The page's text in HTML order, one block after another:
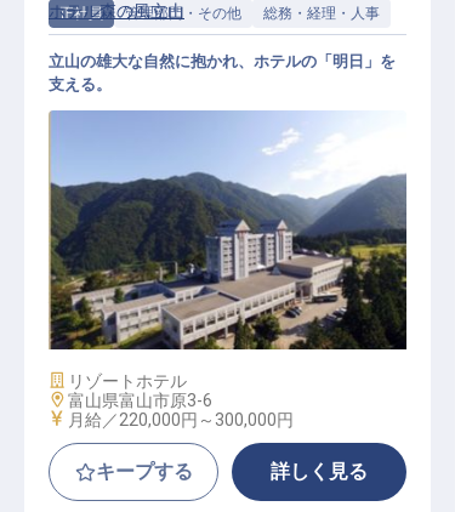
正社員 管理部門・その他 総務・経理・人事
総務・経理事務
ホテル森の風立山
立山の雄大な自然に抱かれ、ホテルの「明日」を
支える。
施設業態
リゾートホテル
勤務地
富山県富山市原3-6
給与
月給／220,000円～ 300,000円
キープする 詳しく見る